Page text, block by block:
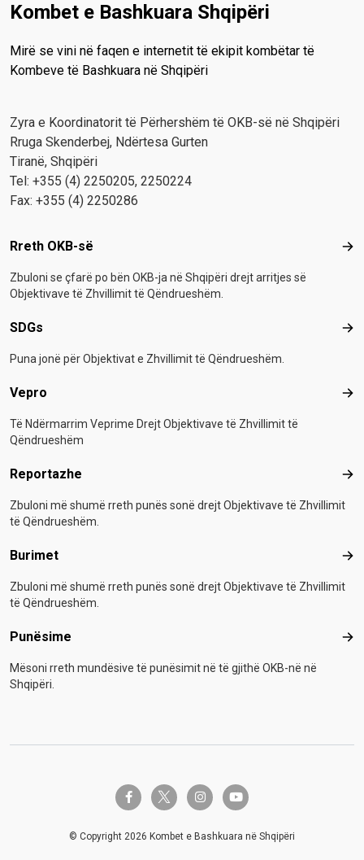
Kombet e Bashkuara Shqipëri
Mirë se vini në faqen e internetit të ekipit kombëtar të
Kombeve të Bashkuara në Shqipëri
Zyra e Koordinatorit të Përhershëm të OKB-së në Shqipëri
Rruga Skenderbej, Ndërtesa Gurten
Tiranë, Shqipëri
Tel: +355 (4) 2250205, 2250224
Fax: +355 (4) 2250286
Footer menu
Rreth OKB-së
Zbuloni se çfarë po bën OKB-ja në Shqipëri drejt arritjes së
Objektivave të Zhvillimit të Qëndrueshëm.
SDGs
Puna jonë për Objektivat e Zhvillimit të Qëndrueshëm.
Vepro
Të Ndërmarrim Veprime Drejt Objektivave të Zhvillimit të
Qëndrueshëm
Reportazhe
Zbuloni më shumë rreth punës sonë drejt Objektivave të Zhvillimit
të Qëndrueshëm.
Burimet
Zbuloni më shumë rreth punës sonë drejt Objektivave të Zhvillimit
të Qëndrueshëm.
Punësime
Mësoni rreth mundësive të punësimit në të gjithë OKB-në në
Shqipëri.
facebook-ftwitter-x instagramyoutube
© Copyright 2026 Kombet e Bashkuara në Shqipëri